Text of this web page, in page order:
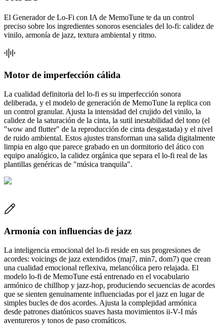
El Generador de Lo-Fi con IA de MemoTune te da un control
preciso sobre los ingredientes sonoros esenciales del lo-fi: calidez de
vinilo, armonía de jazz, textura ambiental y ritmo.
Motor de imperfección cálida
La cualidad definitoria del lo-fi es su imperfección sonora
deliberada, y el modelo de generación de MemoTune la replica con
un control granular. Ajusta la intensidad del crujido del vinilo, la
calidez de la saturación de la cinta, la sutil inestabilidad del tono (el
"wow and flutter" de la reproducción de cinta desgastada) y el nivel
de ruido ambiental. Estos ajustes transforman una salida digitalmente
limpia en algo que parece grabado en un dormitorio del ático con
equipo analógico, la calidez orgánica que separa el lo-fi real de las
plantillas genéricas de "música tranquila".
Armonía con influencias de jazz
La inteligencia emocional del lo-fi reside en sus progresiones de
acordes: voicings de jazz extendidos (maj7, min7, dom7) que crean
una cualidad emocional reflexiva, melancólica pero relajada. El
modelo lo-fi de MemoTune está entrenado en el vocabulario
armónico de chillhop y jazz-hop, produciendo secuencias de acordes
que se sienten genuinamente influenciadas por el jazz en lugar de
simples bucles de dos acordes. Ajusta la complejidad armónica
desde patrones diatónicos suaves hasta movimientos ii-V-I más
aventureros y tonos de paso cromáticos.